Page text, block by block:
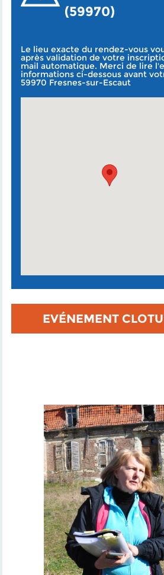
(59970)
Le lieu exacte du rendez-vous
après validation de votre
mail automatique. Merci de lire
informations ci-dessous avant
59970 Fresnes-sur-Escaut
EVÉNEMENT